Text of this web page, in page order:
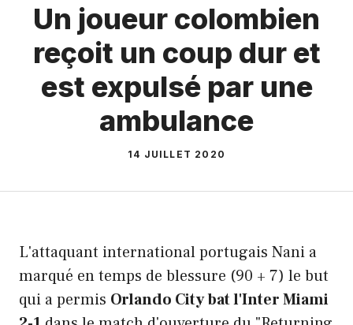
Un joueur colombien
reçoit un coup dur et
est expulsé par une
ambulance
14 JUILLET 2020
L'attaquant international portugais Nani a
marqué en temps de blessure (90 + 7) le but
qui a permis Orlando City bat l'Inter Miami